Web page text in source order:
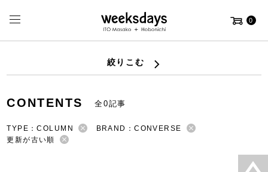
0
絞りこむ
CONTENTS 全0記事
TYPE：COLUMN
BRAND：CONVERSE
更新が古い順